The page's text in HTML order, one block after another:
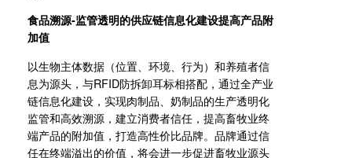
食品溯源-监管透明的供应链信息化建设提高产品附
加值
以生物主体数据（位置、环境、行为）和养殖者信
息为源头，与RFID防拆卸耳标相搭配，通过全产业
链信息化建设，实现肉制品、奶制品的生产透明化
监管和高效溯源，建立消费者信任，提高畜牧业终
端产品的附加值，打造高性价比品牌。品牌通过信
任在终端溢出的价值，将会进一步促进畜牧业源头